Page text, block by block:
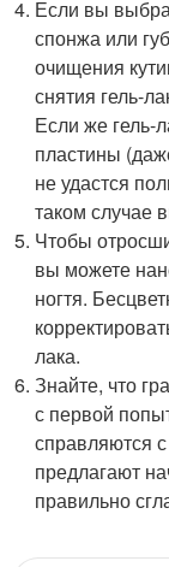
Если вы
спонжа или
очищения
снятия гель-
Если же гель-
пластины
не удастся
таком случае
Чтобы
вы можете
ногтя.
лака.
Знайте, что
с первой
справляются
предлагают
правильно